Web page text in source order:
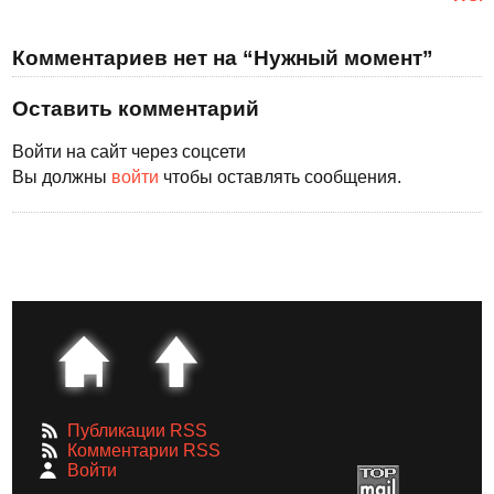
Комментариев нет на “Нужный момент”
Оставить комментарий
Войти на сайт через соцсети
Вы должны войти чтобы оставлять сообщения.
Публикации RSS
Комментарии RSS
Войти